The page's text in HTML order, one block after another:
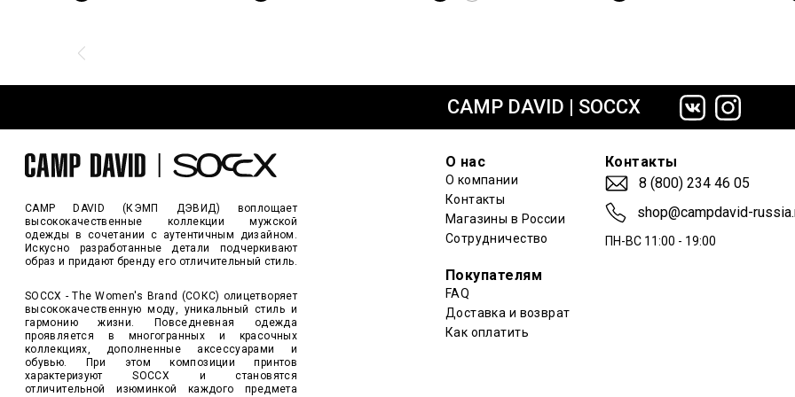
CAMP DAVID | SOCCX
CAMP DAVID (КЭМП ДЭВИД) воплощает
высококачественные коллекции мужской
одежды в сочетании с аутентичным дизайном.
Искусно разработанные детали подчеркивают
образ и придают бренду его отличительный стиль.
SOCCX - The Women's Brand (СОКС) олицетворяет
высококачественную моду, уникальный стиль и
гармонию жизни. Повседневная одежда
проявляется в многогранных и красочных
коллекциях, дополненные аксессуарами и
обувью. При этом композиции принтов
характеризуют SOCCX и становятся
отличительной изюминкой каждого предмета
О нас
О компании
Контакты
Магазины в России
Сотрудничество
Покупателям
FAQ
Доставка и возврат
Как оплатить
Контакты
8 (800) 234 46 05
shop@campdavid-
ПН-ВС 11:00 - 19:00